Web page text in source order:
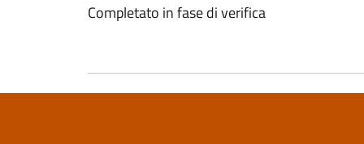
Completato in fase di verifica